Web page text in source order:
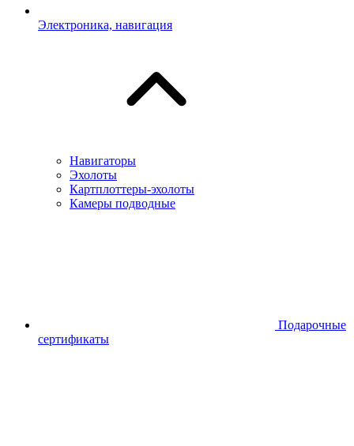
Электроника, навигация
Навигаторы
Эхолоты
Картплоттеры-эхолоты
Камеры подводные
Подарочные
сертификаты